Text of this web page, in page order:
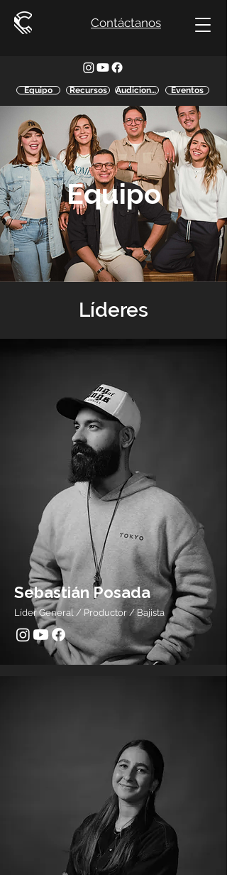
Contáctanos
Equipo Recursos Audiciones Eventos
Equipo
Líderes
Sebastián Posada
Líder General / Productor / Bajista